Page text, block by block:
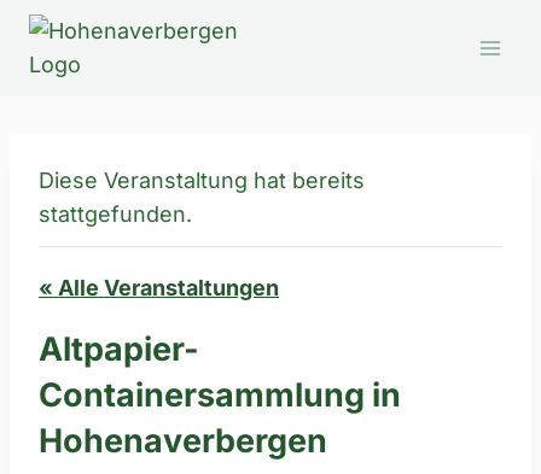
Zum
springen
Diese Veranstaltung hat bereits
stattgefunden.
« Alle Veranstaltungen
Altpapier-
Containersammlung in
Hohenaverbergen